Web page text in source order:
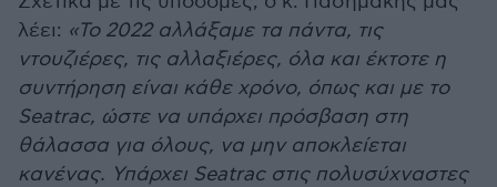
λέει: «Το 2022 αλλάξαμε τα πάντα, τις
ντουζιέρες, τις αλλαξιέρες, όλα και έκτοτε η
συντήρηση είναι κάθε χρόνο, όπως και με το
Seatrac, ώστε να υπάρχει πρόσβαση στη
θάλασσα για όλους, να μην αποκλείεται
κανένας. Υπάρχει Seatrac στις πολυσύχναστες